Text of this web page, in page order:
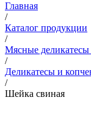
Главная
/
Каталог продукции
/
Мясные деликатесы
/
Деликатесы и
/
Шейка свиная